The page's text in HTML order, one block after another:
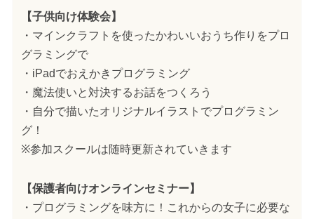
【子供向け体験会】
・マインクラフトを使ったかわいいおうち作りをプロ
グラミングで
・iPadでおえかきプログラミング
・魔法使いと対決するお話をつくろう
・自分で描いたオリジナルイラストでプログラミン
グ！
※参加スクールは随時更新されていきます
【保護者向けオンラインセミナー】
・プログラミングを味方に！これからの女子に必要な